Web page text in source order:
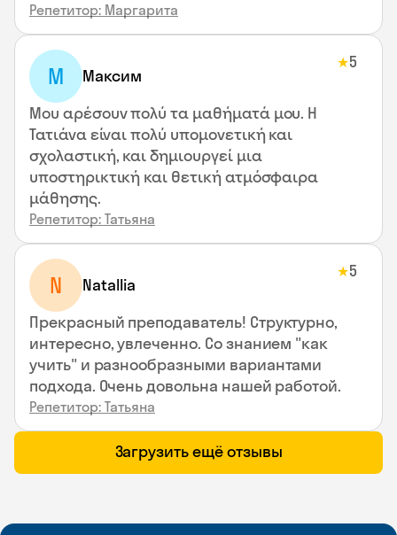
Репетитор: Маргарита
М Максим
★5
Μου αρέσουν πολύ τα μαθήματά μου. Η
Τατιάνα είναι πολύ υπομονετική και
σχολαστική, και δημιουργεί μια
υποστηρικτική και θετική ατμόσφαιρα
μάθησης.
Репетитор: Татьяна
N Natallia
★5
Прекрасный преподаватель! Структурно,
интересно, увлеченно. Со знанием "как
учить" и разнообразными вариантами
подхода. Очень довольна нашей работой.
Репетитор: Татьяна
Загрузить ещё отзывы